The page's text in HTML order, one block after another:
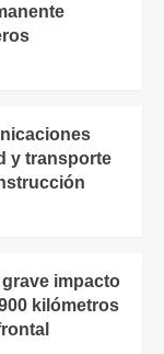
y transporte
impacto
kilómetros